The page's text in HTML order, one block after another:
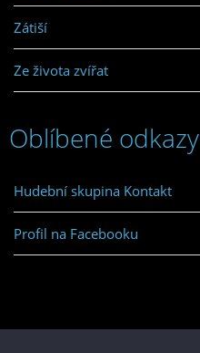
Zátiší
Ze života zvířat
Oblíbené odkazy
Hudební skupina Kontakt
Profil na Facebooku